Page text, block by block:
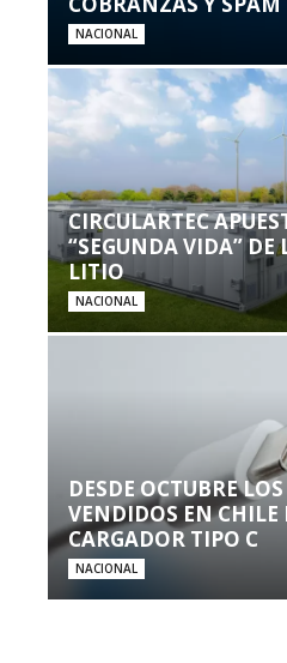
NACIONAL
CIRCULARTEC
“SEGUNDA VIDA” DE
LITIO
NACIONAL
DESDE OCTUBRE
VENDIDOS EN CHILE
CARGADOR TIPO C
NACIONAL